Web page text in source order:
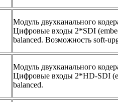
Модуль двухканального
Цифровые входы 2*SDI
balanced. Возможность soft-
Модуль двухканального
Цифровые входы 2*HD-SDI
balanced.